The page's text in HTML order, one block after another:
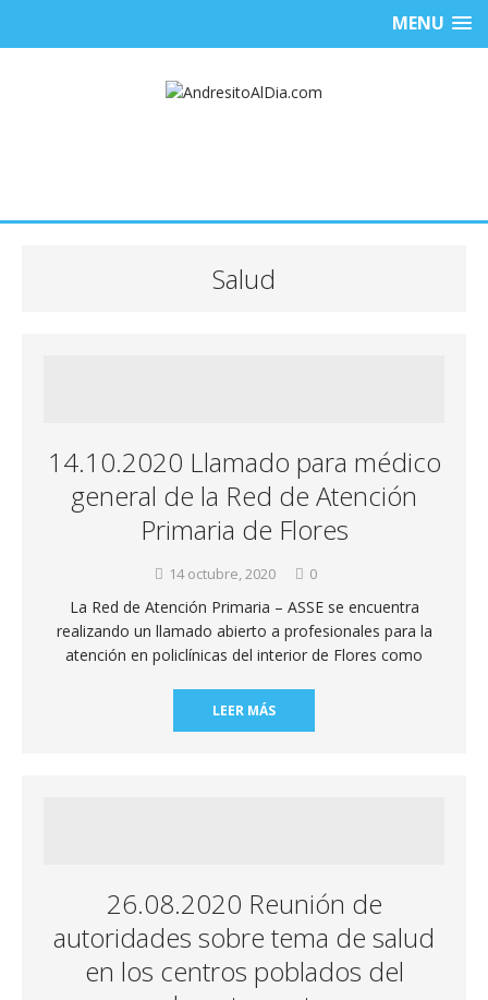
MENU
Salud
14.10.2020 Llamado para médico
general de la Red de Atención
Primaria de Flores
14 octubre, 2020 0
La Red de Atención Primaria – ASSE se encuentra
realizando un llamado abierto a profesionales para la
atención en policlínicas del interior de Flores como
LEER MÁS
26.08.2020 Reunión de
autoridades sobre tema de salud
en los centros poblados del